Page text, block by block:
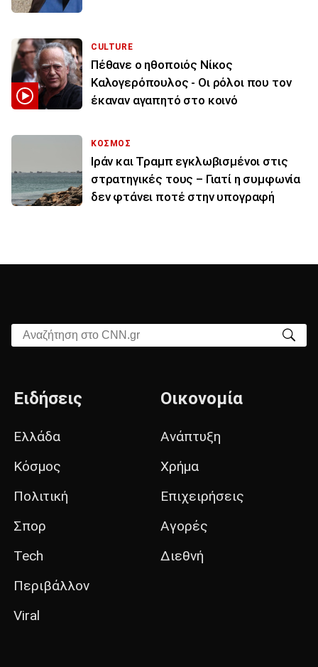
CULTURE
Πέθανε ο ηθοποιός Νίκος
Καλογερόπουλος - Οι ρόλοι που τον
έκαναν αγαπητό στο κοινό
ΚΟΣΜΟΣ
Ιράν και Τραμπ εγκλωβισμένοι στις
στρατηγικές τους – Γιατί η συμφωνία
δεν φτάνει ποτέ στην υπογραφή
Αναζήτηση στο CNN.gr
Ειδήσεις
Ελλάδα
Κόσμος
Πολιτική
Σπορ
Tech
Περιβάλλον
Viral
Οικονομία
Ανάπτυξη
Χρήμα
Επιχειρήσεις
Αγορές
Διεθνή